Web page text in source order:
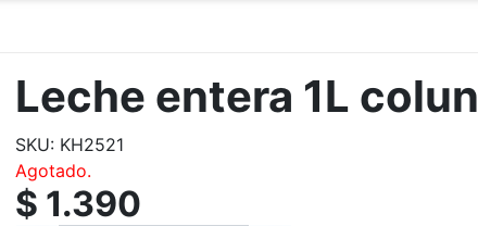
Leche entera 1L colun
SKU: KH2521
Agotado.
$ 1.390